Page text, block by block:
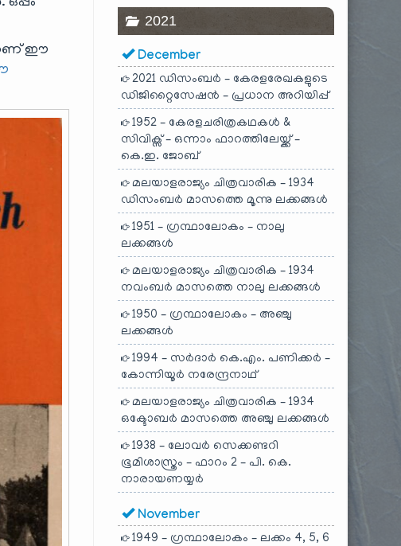
ഈ
2021
December
2021 ഡിസംബർ – കേരളരേഖകളുടെ
ഡിജിറ്റൈസേഷൻ – പ്രധാന അറിയിപ്പ്
1952 – കേരളചരിത്രകഥകൾ &
സിവിക്സ് – ഒന്നാം ഫാറത്തിലേയ്ക്ക് –
കെ.ഇ. ജോബ്
മലയാളരാജ്യം ചിത്രവാരിക – 1934
ഡിസംബർ മാസത്തെ മൂന്നു ലക്കങ്ങൾ
1951 – ഗ്രന്ഥാലോകം – നാലു
ലക്കങ്ങൾ
മലയാളരാജ്യം ചിത്രവാരിക – 1934
നവംബർ മാസത്തെ നാലു ലക്കങ്ങൾ
1950 – ഗ്രന്ഥാലോകം – അഞ്ചു
ലക്കങ്ങൾ
1994 – സർദാർ കെ.എം. പണിക്കർ –
കോന്നിയൂർ നരേന്ദ്രനാഥ്
മലയാളരാജ്യം ചിത്രവാരിക – 1934
ഒക്ടോബർ മാസത്തെ അഞ്ചു ലക്കങ്ങൾ
1938 – ലോവർ സെക്കണ്ടറി
ഭൂമിശാസ്ത്രം – ഫാറം 2 – പി. കെ.
നാരായണയ്യർ
November
1949 – ഗ്രന്ഥാലോകം – ലക്കം 4, 5, 6